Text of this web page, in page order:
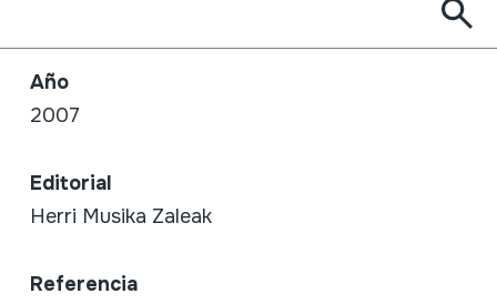
Año
2007
Editorial
Herri Musika Zaleak
Referencia